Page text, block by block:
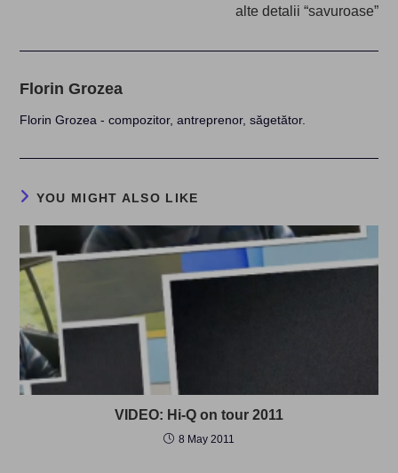
alte detalii “savuroase”
Florin Grozea
Florin Grozea - compozitor, antreprenor, săgetător.
YOU MIGHT ALSO LIKE
VIDEO: Hi-Q on tour 2011
8 May 2011